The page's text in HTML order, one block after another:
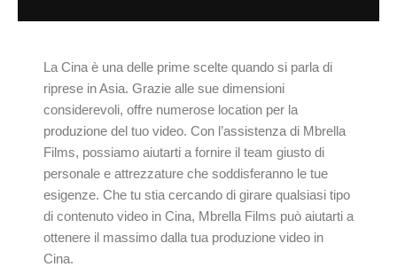
La Cina è una delle prime scelte quando si parla di
riprese in Asia. Grazie alle sue dimensioni
considerevoli, offre numerose location per la
produzione del tuo video. Con l’assistenza di Mbrella
Films, possiamo aiutarti a fornire il team giusto di
personale e attrezzature che soddisferanno le tue
esigenze. Che tu stia cercando di girare qualsiasi tipo
di contenuto video in Cina, Mbrella Films può aiutarti a
ottenere il massimo dalla tua produzione video in
Cina.